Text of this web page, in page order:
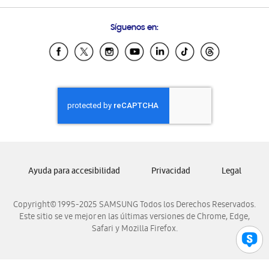
Samsung Ecuador
Samsung El Salvador
Samsung Honduras
Samsung Nicaragua
Samsung Panamá
Samsung Venezuela
Síguenos en:
Copyright© 1995-2025 SAMSUNG Todos los Derechos Reservados.
Este sitio se ve mejor en las últimas versiones de Chrome, Edge,
Safari y Mozilla Firefox.
Ayuda para accesibilidad Privacidad Legal